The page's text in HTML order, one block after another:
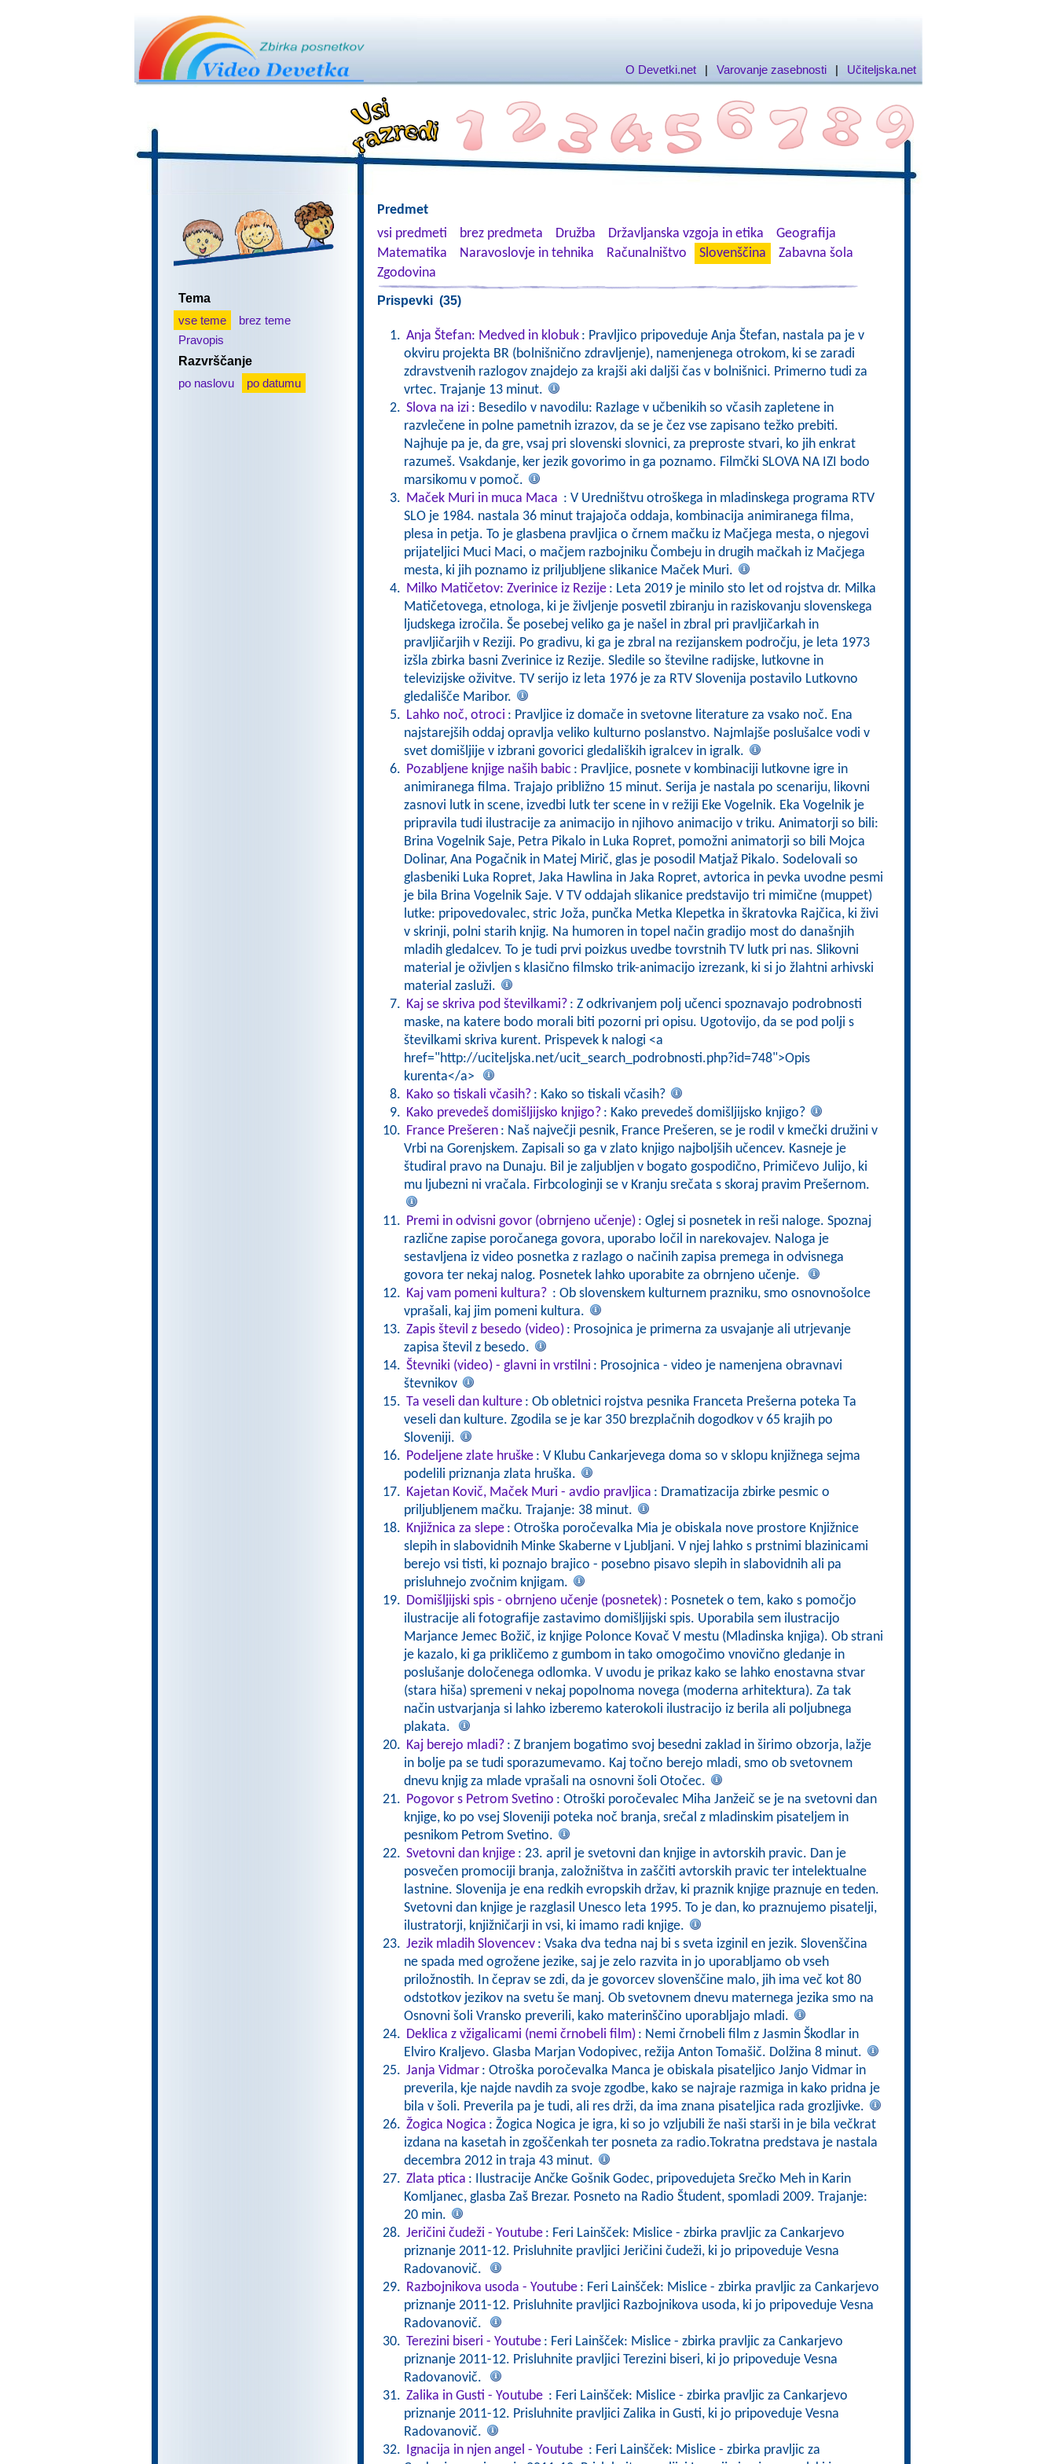
O Devetki.net | Varovanje zasebnosti | Učiteljska.net
Tema
vse teme
brez teme
Pravopis
Razvrščanje
po naslovu
po datumu
Predmet
vsi predmeti
brez predmeta Družba Državljanska vzgoja in etika
Geografija
Matematika
Naravoslovje in tehnika Računalništvo Slovenščina
Zabavna šola
Zgodovina
Prispevki (35)
Anja Štefan: Medved in klobuk : Pravljico pripoveduje Anja Štefan, nastala pa je v
okviru projekta BR (bolnišnično zdravljenje), namenjenega otrokom, ki se zaradi
zdravstvenih razlogov znajdejo za krajši aki daljši čas v bolnišnici. Primerno tudi za
vrtec. Trajanje 13 minut.
Slova na izi : Besedilo v navodilu: Razlage v učbenikih so včasih zapletene in
razvlečene in polne pametnih izrazov, da se je čez vse zapisano težko prebiti.
Najhuje pa je, da gre, vsaj pri slovenski slovnici, za preproste stvari, ko jih enkrat
razumeš. Vsakdanje, ker jezik govorimo in ga poznamo. Filmčki SLOVA NA IZI bodo
marsikomu v pomoč.
Maček Muri in muca Maca : V Uredništvu otroškega in mladinskega programa RTV
SLO je 1984. nastala 36 minut trajajoča oddaja, kombinacija animiranega filma,
plesa in petja. To je glasbena pravljica o črnem mačku iz Mačjega mesta, o njegovi
prijateljici Muci Maci, o mačjem razbojniku Čombeju in drugih mačkah iz Mačjega
mesta, ki jih poznamo iz priljubljene slikanice Maček Muri.
Milko Matičetov: Zverinice iz Rezije : Leta 2019 je minilo sto let od rojstva dr. Milka
Matičetovega, etnologa, ki je življenje posvetil zbiranju in raziskovanju slovenskega
ljudskega izročila. Še posebej veliko ga je našel in zbral pri pravljičarkah in
pravljičarjih v Reziji. Po gradivu, ki ga je zbral na rezijanskem področju, je leta 1973
izšla zbirka basni Zverinice iz Rezije. Sledile so številne radijske, lutkovne in
televizijske oživitve. TV serijo iz leta 1976 je za RTV Slovenija postavilo Lutkovno
gledališče Maribor.
Lahko noč, otroci : Pravljice iz domače in svetovne literature za vsako noč. Ena
najstarejših oddaj opravlja veliko kulturno poslanstvo. Najmlajše poslušalce vodi v
svet domišljije v izbrani govorici gledaliških igralcev in igralk.
Pozabljene knjige naših babic : Pravljice, posnete v kombinaciji lutkovne igre in
animiranega filma. Trajajo približno 15 minut. Serija je nastala po scenariju, likovni
zasnovi lutk in scene, izvedbi lutk ter scene in v režiji Eke Vogelnik. Eka Vogelnik je
pripravila tudi ilustracije za animacijo in njihovo animacijo v triku. Animatorji so bili:
Brina Vogelnik Saje, Petra Pikalo in Luka Ropret, pomožni animatorji so bili Mojca
Dolinar, Ana Pogačnik in Matej Mirič, glas je posodil Matjaž Pikalo. Sodelovali so
glasbeniki Luka Ropret, Jaka Hawlina in Jaka Ropret, avtorica in pevka uvodne pesmi
je bila Brina Vogelnik Saje. V TV oddajah slikanice predstavijo tri mimične (muppet)
lutke: pripovedovalec, stric Joža, punčka Metka Klepetka in škratovka Rajčica, ki živi
v skrinji, polni starih knjig. Na humoren in topel način gradijo most do današnjih
mladih gledalcev. To je tudi prvi poizkus uvedbe tovrstnih TV lutk pri nas. Slikovni
material je oživljen s klasično filmsko trik-animacijo izrezank, ki si jo žlahtni arhivski
material zasluži.
Kaj se skriva pod številkami? : Z odkrivanjem polj učenci spoznavajo podrobnosti
maske, na katere bodo morali biti pozorni pri opisu. Ugotovijo, da se pod polji s
številkami skriva kurent. Prispevek k nalogi <a
href="http://uciteljska.net/ucit_search_podrobnosti.php?id=748">Opis
kurenta</a>
Kako so tiskali včasih? : Kako so tiskali včasih?
Kako prevedeš domišljijsko knjigo? : Kako prevedeš domišljijsko knjigo?
France Prešeren : Naš največji pesnik, France Prešeren, se je rodil v kmečki družini v
Vrbi na Gorenjskem. Zapisali so ga v zlato knjigo najboljših učencev. Kasneje je
študiral pravo na Dunaju. Bil je zaljubljen v bogato gospodično, Primičevo Julijo, ki
mu ljubezni ni vračala. Firbcologinji se v Kranju srečata s skoraj pravim Prešernom.
Premi in odvisni govor (obrnjeno učenje) : Oglej si posnetek in reši naloge. Spoznaj
različne zapise poročanega govora, uporabo ločil in narekovajev. Naloga je
sestavljena iz video posnetka z razlago o načinih zapisa premega in odvisnega
govora ter nekaj nalog. Posnetek lahko uporabite za obrnjeno učenje.
Kaj vam pomeni kultura? : Ob slovenskem kulturnem prazniku, smo osnovnošolce
vprašali, kaj jim pomeni kultura.
Zapis števil z besedo (video) : Prosojnica je primerna za usvajanje ali utrjevanje
zapisa števil z besedo.
Števniki (video) - glavni in vrstilni : Prosojnica - video je namenjena obravnavi
števnikov
Ta veseli dan kulture : Ob obletnici rojstva pesnika Franceta Prešerna poteka Ta
veseli dan kulture. Zgodila se je kar 350 brezplačnih dogodkov v 65 krajih po
Sloveniji.
Podeljene zlate hruške : V Klubu Cankarjevega doma so v sklopu knjižnega sejma
podelili priznanja zlata hruška.
Kajetan Kovič, Maček Muri - avdio pravljica : Dramatizacija zbirke pesmic o
priljubljenem mačku. Trajanje: 38 minut.
Knjižnica za slepe : Otroška poročevalka Mia je obiskala nove prostore Knjižnice
slepih in slabovidnih Minke Skaberne v Ljubljani. V njej lahko s prstnimi blazinicami
berejo vsi tisti, ki poznajo brajico - posebno pisavo slepih in slabovidnih ali pa
prisluhnejo zvočnim knjigam.
Domišljijski spis - obrnjeno učenje (posnetek) : Posnetek o tem, kako s pomočjo
ilustracije ali fotografije zastavimo domišljijski spis. Uporabila sem ilustracijo
Marjance Jemec Božič, iz knjige Polonce Kovač V mestu (Mladinska knjiga). Ob strani
je kazalo, ki ga prikličemo z gumbom in tako omogočimo vnovično gledanje in
poslušanje določenega odlomka. V uvodu je prikaz kako se lahko enostavna stvar
(stara hiša) spremeni v nekaj popolnoma novega (moderna arhitektura). Za tak
način ustvarjanja si lahko izberemo katerokoli ilustracijo iz berila ali poljubnega
plakata.
Kaj berejo mladi? : Z branjem bogatimo svoj besedni zaklad in širimo obzorja, lažje
in bolje pa se tudi sporazumevamo. Kaj točno berejo mladi, smo ob svetovnem
dnevu knjig za mlade vprašali na osnovni šoli Otočec.
Pogovor s Petrom Svetino : Otroški poročevalec Miha Janžeič se je na svetovni dan
knjige, ko po vsej Sloveniji poteka noč branja, srečal z mladinskim pisateljem in
pesnikom Petrom Svetino.
Svetovni dan knjige : 23. april je svetovni dan knjige in avtorskih pravic. Dan je
posvečen promociji branja, založništva in zaščiti avtorskih pravic ter intelektualne
lastnine. Slovenija je ena redkih evropskih držav, ki praznik knjige praznuje en teden.
Svetovni dan knjige je razglasil Unesco leta 1995. To je dan, ko praznujemo pisatelji,
ilustratorji, knjižničarji in vsi, ki imamo radi knjige.
Jezik mladih Slovencev : Vsaka dva tedna naj bi s sveta izginil en jezik. Slovenščina
ne spada med ogrožene jezike, saj je zelo razvita in jo uporabljamo ob vseh
priložnostih. In čeprav se zdi, da je govorcev slovenščine malo, jih ima več kot 80
odstotkov jezikov na svetu še manj. Ob svetovnem dnevu maternega jezika smo na
Osnovni šoli Vransko preverili, kako materinščino uporabljajo mladi.
Deklica z vžigalicami (nemi črnobeli film) : Nemi črnobeli film z Jasmin Škodlar in
Elviro Kraljevo. Glasba Marjan Vodopivec, režija Anton Tomašič. Dolžina 8 minut.
Janja Vidmar : Otroška poročevalka Manca je obiskala pisateljico Janjo Vidmar in
preverila, kje najde navdih za svoje zgodbe, kako se najraje razmiga in kako pridna je
bila v šoli. Preverila pa je tudi, ali res drži, da ima znana pisateljica rada grozljivke.
Žogica Nogica : Žogica Nogica je igra, ki so jo vzljubili že naši starši in je bila večkrat
izdana na kasetah in zgoščenkah ter posneta za radio.Tokratna predstava je nastala
decembra 2012 in traja 43 minut.
Zlata ptica : Ilustracije Ančke Gošnik Godec, pripovedujeta Srečko Meh in Karin
Komljanec, glasba Zaš Brezar. Posneto na Radio Študent, spomladi 2009. Trajanje:
20 min.
Jeričini čudeži - Youtube : Feri Lainšček: Mislice - zbirka pravljic za Cankarjevo
priznanje 2011-12. Prisluhnite pravljici Jeričini čudeži, ki jo pripoveduje Vesna
Radovanovič.
Razbojnikova usoda - Youtube : Feri Lainšček: Mislice - zbirka pravljic za Cankarjevo
priznanje 2011-12. Prisluhnite pravljici Razbojnikova usoda, ki jo pripoveduje Vesna
Radovanovič.
Terezini biseri - Youtube : Feri Lainšček: Mislice - zbirka pravljic za Cankarjevo
priznanje 2011-12. Prisluhnite pravljici Terezini biseri, ki jo pripoveduje Vesna
Radovanovič.
Zalika in Gusti - Youtube : Feri Lainšček: Mislice - zbirka pravljic za Cankarjevo
priznanje 2011-12. Prisluhnite pravljici Zalika in Gusti, ki jo pripoveduje Vesna
Radovanovič.
Ignacija in njen angel - Youtube : Feri Lainšček: Mislice - zbirka pravljic za